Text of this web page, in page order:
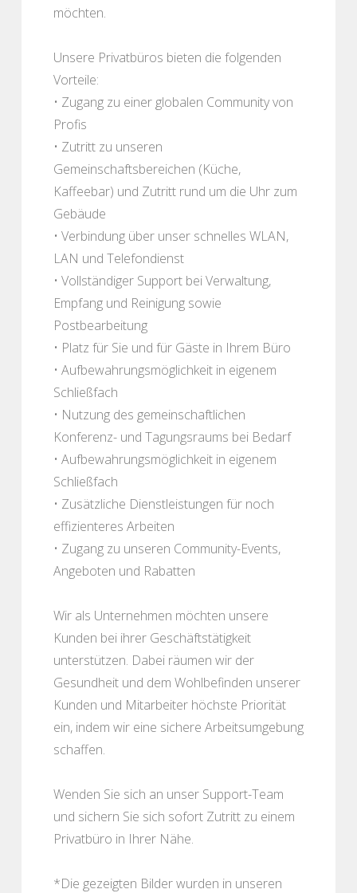
möchten.
Unsere Privatbüros bieten die folgenden
Vorteile:
• Zugang zu einer globalen Community von
Profis
• Zutritt zu unseren
Gemeinschaftsbereichen (Küche,
Kaffeebar) und Zutritt rund um die Uhr zum
Gebäude
• Verbindung über unser schnelles WLAN,
LAN und Telefondienst
• Vollständiger Support bei Verwaltung,
Empfang und Reinigung sowie
Postbearbeitung
• Platz für Sie und für Gäste in Ihrem Büro
• Aufbewahrungsmöglichkeit in eigenem
Schließfach
• Nutzung des gemeinschaftlichen
Konferenz- und Tagungsraums bei Bedarf
• Aufbewahrungsmöglichkeit in eigenem
Schließfach
• Zusätzliche Dienstleistungen für noch
effizienteres Arbeiten
• Zugang zu unseren Community-Events,
Angeboten und Rabatten
Wir als Unternehmen möchten unsere
Kunden bei ihrer Geschäftstätigkeit
unterstützen. Dabei räumen wir der
Gesundheit und dem Wohlbefinden unserer
Kunden und Mitarbeiter höchste Priorität
ein, indem wir eine sichere Arbeitsumgebung
schaffen.
Wenden Sie sich an unser Support-Team
und sichern Sie sich sofort Zutritt zu einem
Privatbüro in Ihrer Nähe.
*Die gezeigten Bilder wurden in unseren